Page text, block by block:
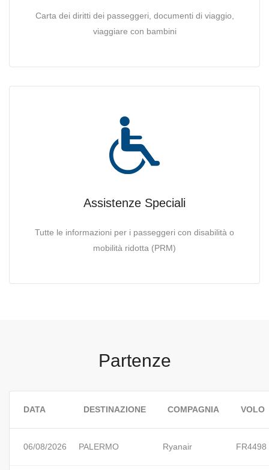
Carta dei diritti dei passeggeri, documenti di viaggio,
viaggiare con bambini
Assistenze Speciali
Tutte le informazioni per i passeggeri con disabilità o
mobilità ridotta (PRM)
Partenze
DATA DESTINAZIONE COMPAGNIA VOLO
06/08/2026 PALERMO Ryanair FR4498